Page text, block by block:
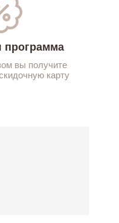
программа
вы получите
карту